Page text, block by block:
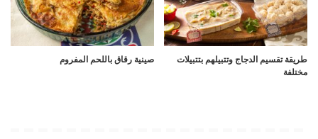
طريقة تقسيم الدجاج وتتبيلهم بتتبيلات
مختلفة
صينية رقاق باللحم المفروم